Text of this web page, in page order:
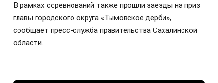
В рамках соревнований также прошли заезды на приз
главы городского округа «Тымовское дерби»,
сообщает пресс-служба правительства Сахалинской
области.